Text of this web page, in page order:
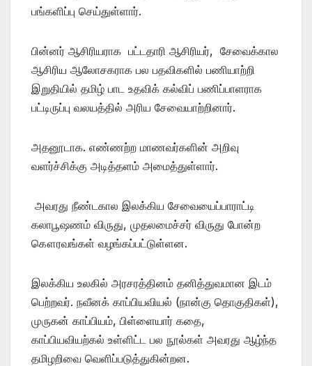
பங்களிப்பு செய்துள்ளார்.
பின்னர் ஆசிரியராக பட்டதாரி ஆசிரியர், சேவைக்கால
ஆசிரிய ஆலோசகராக பல பதவிகளில் பணியாற்றி
இறுதியில் தமிழ் பாட உதவிக் கல்விப் பணிப்பாளராக
பட்டிருப்பு வலயத்தில் அரிய சேவையாற்றினார்.
அதனூடாக. எண்ணற்ற மாணவர்களின் அறிவு
வளர்ச்சிக்கு அடித்தளம் அமைத்துள்ளார்.
அவரது நீண்டகால இலக்கிய சேவையைப்பாராட்டி
கலாபூஷணம் விருது, முதலமைச்சர் விருது போன்ற
கௌரவங்கள் வழங்கப்பட்டுள்ளன.
இலக்கிய உலகில் அரசரத்தினம் தனித்துவமான இடம்
பெற்றவர். நவீனக் காப்பியவியல் (நான்கு தொகுதிகள்),
முருகன் காப்பியம், பிள்ளையார் கதை,
காப்பியவியற்கல் உள்ளிட்ட பல நூல்கள் அவரது ஆழ்ந்த
தமிழறிவை வெளிப்படுத்துகின்றன.